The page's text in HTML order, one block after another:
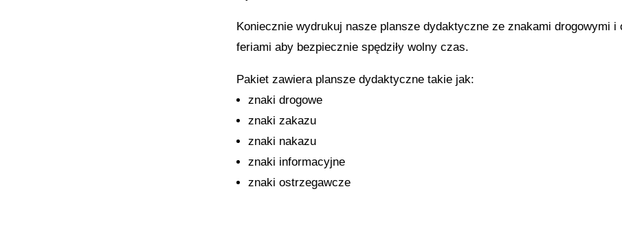
Koniecznie wydrukuj nasze plansze dydaktyczne ze znakami drogowymi
feriami aby bezpiecznie spędziły wolny czas.
Pakiet zawiera plansze dydaktyczne takie jak:
znaki drogowe
znaki zakazu
znaki nakazu
znaki informacyjne
znaki ostrzegawcze